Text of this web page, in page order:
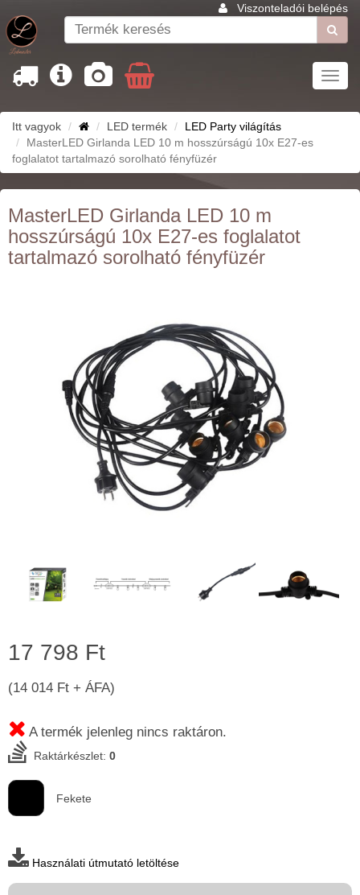
Viszonteladói belépés
Itt vagyok LED termék
LED Party világítás
MasterLED Girlanda LED 10 m hosszúrságú 10x E27-es
foglalatot tartalmazó sorolható fényfüzér
MasterLED Girlanda LED 10 m
hosszúrságú 10x E27-es foglalatot
tartalmazó sorolható fényfüzér
17 798 Ft
(14 014 Ft + ÁFA)
A termék jelenleg nincs raktáron.
Raktárkészlet: 0
Fekete
Használati útmutató letöltése